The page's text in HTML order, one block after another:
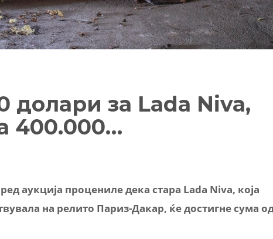
долари за Lada Niva,
400.000…
аукција процениле дека стара Lada Niva, која
на релито Париз-Дакар, ќе достигне сума